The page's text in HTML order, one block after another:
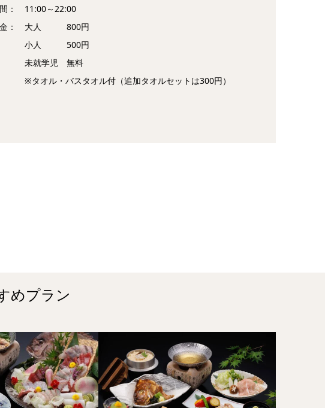
： 11:00～22:00
金： 大人 800円
500円
学児 無料
ル・バスタオル付（追加タオルセットは300円）
めプラン